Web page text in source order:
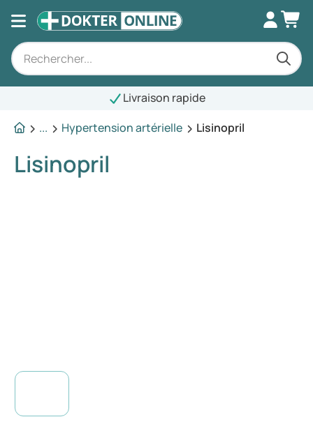
Livraison rapide
...
Hypertension artérielle Lisinopril
Lisinopril